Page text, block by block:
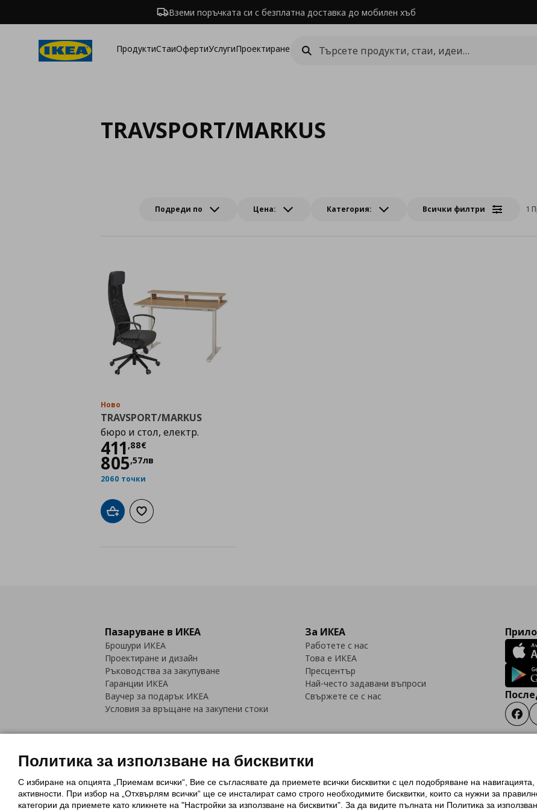
Вземи поръчката си с безплатна доставка до мобилен хъб
ПродуктиСтаиОфертиУслугиПроектиране
TRAVSPORT/MARKUS
Подреди по Цена: Категория: Всички филтри 1
Ново
TRAVSPORT/MARKUS
бюро и стол, електр.
411,88€
Цена
805,57лв
2060 точки
Добави в кошницата
Добави към списъка с любими
Пазаруване в ИКЕА
Брошури ИКЕА
Проектиране и дизайн
Ръководства за закупуване
Гаранции ИКЕА
Ваучер за подарък ИКЕА
Условия за връщане на закупени стоки
За ИКЕА
Работете с нас
Това е ИКЕА
Пресцентър
Най-често задавани въпроси
Свържете се с нас
Политика за използване на бисквитки (Cookies)Избор на настройки за използване на бисквиткиУсловия за
Обща политика за личните данни
Политика за защита на личните данни на ikea.bg
Общи условия на
Политика за използване на бисквитки
С избиране на опцията „Приемам всички“, Вие се съгласявате да приемете всички бисквитки с цел подобряване на
активности. При избор на „Отхвърлям всички“ ще се инсталират само строго необходимитe бисквитки, които са нужни за
категории да приемете като кликнете на "Настройки за използване на бисквитки". За да видите пълната ни Политика за